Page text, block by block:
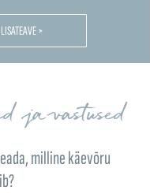
LISATEAVE >
ja vastused
milline käevõru